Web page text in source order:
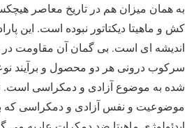
به همان میزان هم در تاریخ معاصر هیچکس
کش و ماهیتا دیکتاتور نبوده است. این
اندیشه ای است. بی گمان آن مقاومت در
سرکوب درونی هر دو محصول و برآیند
شده به موضوع آزادی و دمکراسی است.
موضوعیت و نفس آزادی و دمکراسی که